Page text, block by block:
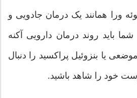
ورا همانند یک درمان جادویی و
باید روند درمان دارویی آکنه
یا بنزوئیل پراکسید را دنبال
خود را شاهد باشید.